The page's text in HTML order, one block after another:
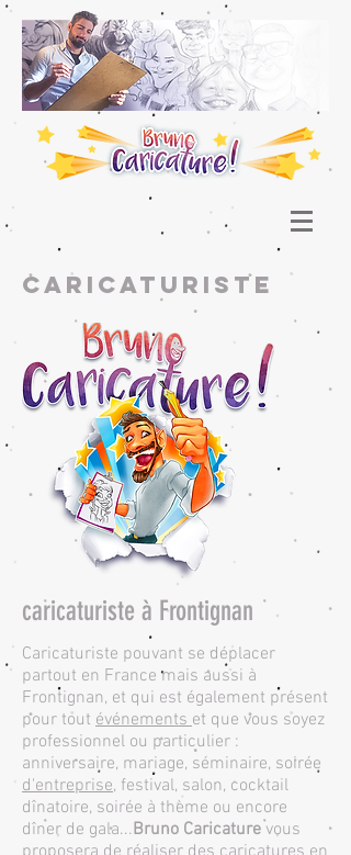
caricaturiste
caricaturiste à Frontignan
​Caricaturiste pouvant se déplacer
partout en France mais aussi à
Frontignan, et qui est également présent
pour tout événementset que vous soyez
professionnel ou particulier :
anniversaire, mariage, séminaire, soirée
d'entreprise, festival, salon, cocktail
dînatoire, soirée à thème ou encore
dîner de gala...Bruno Caricature vous